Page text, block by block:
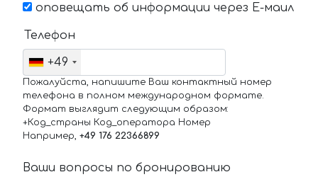
оповещать об информации через Е-маил
Телефон
+49
Пожалуйста, напишите Ваш контактный номер
телефона в полном международном формате.
Формат выглядит следующим образом:
+Код_страны Код_оператора Номер
Например, +49 176 22366899
Ваши вопросы по бронированию